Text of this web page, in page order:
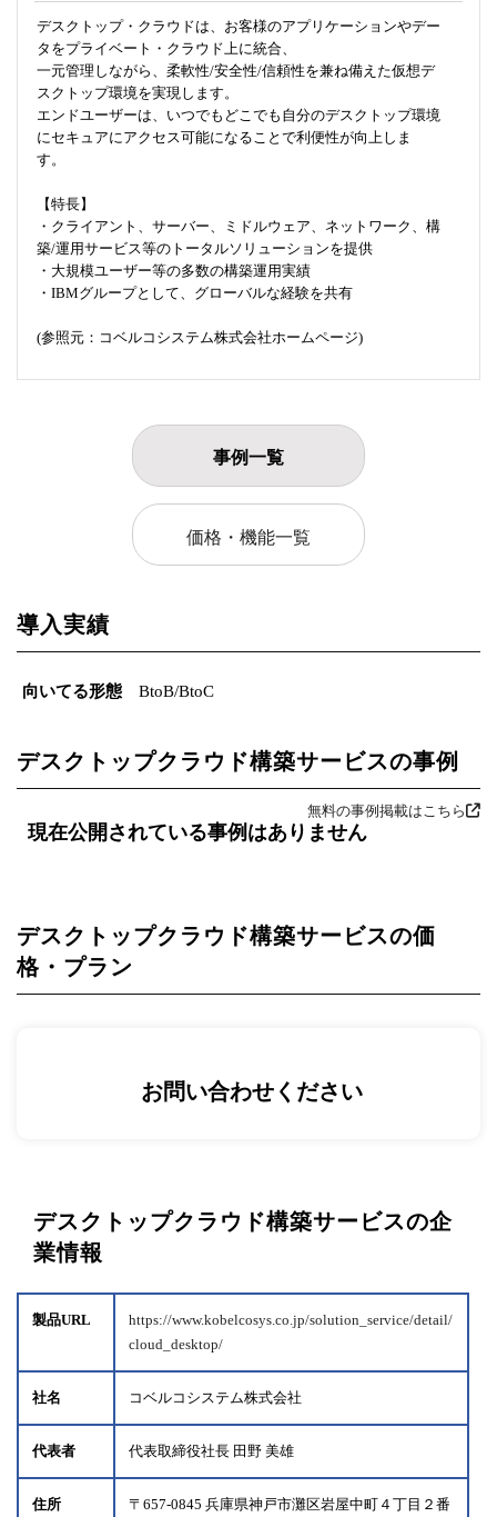
デスクトップ・クラウドは、お客様のアプリケーションやデー
タをプライベート・クラウド上に統合、
一元管理しながら、柔軟性/安全性/信頼性を兼ね備えた仮想デ
スクトップ環境を実現します。
エンドユーザーは、いつでもどこでも自分のデスクトップ環境
にセキュアにアクセス可能になることで利便性が向上しま
す。
【特長】
・クライアント、サーバー、ミドルウェア、ネットワーク、構
築/運用サービス等のトータルソリューションを提供
・大規模ユーザー等の多数の構築運用実績
・IBMグループとして、グローバルな経験を共有
(参照元：コベルコシステム株式会社ホームページ)
事例一覧
価格・機能一覧
導入実績
向いてる形態 BtoB/BtoC
デスクトップクラウド構築サービスの事例
無料の事例掲載はこちら
現在公開されている事例はありません
デスクトップクラウド構築サービスの価
格・プラン
お問い合わせください
デスクトップクラウド構築サービスの企
業情報
製品URL
https://www.kobelcosys.co.jp/solution_service/detail/
cloud_desktop/
社名 コベルコシステム株式会社
代表者 代表取締役社長 田野 美雄
住所 〒657-0845 兵庫県神戸市灘区岩屋中町４丁目２番